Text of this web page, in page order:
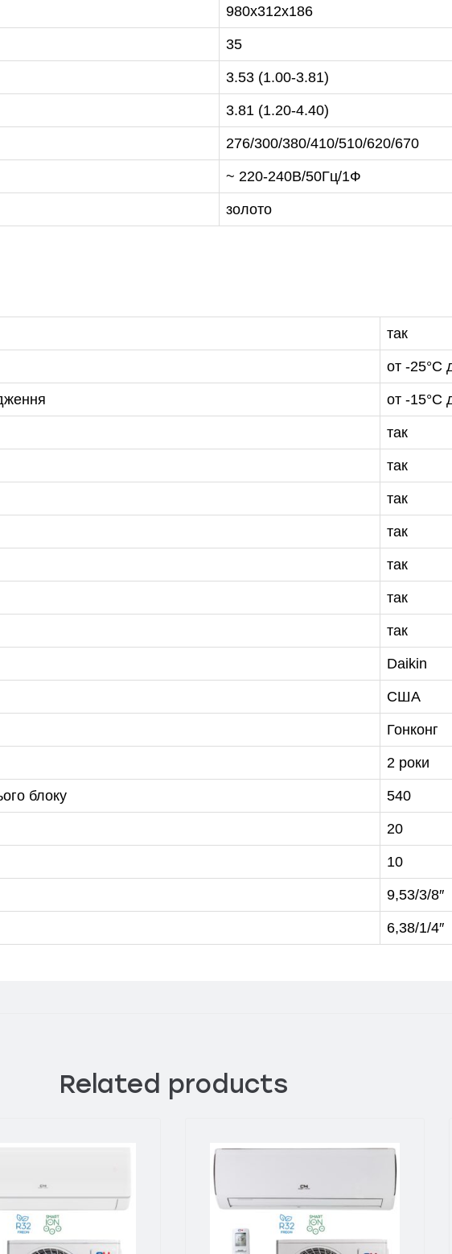
980х312х186
35
3.53 (1.00-3.81)
3.81 (1.20-4.40)
276/300/380/410/510/620/670
~ 220-240В/50Гц/1Ф
золото
так
от -25°С
от -15°С
так
так
так
так
так
так
так
Daikin
США
Гонконг
2 роки
блоку 540
20
10
9,53/3/8″
6,38/1/4″
Related products